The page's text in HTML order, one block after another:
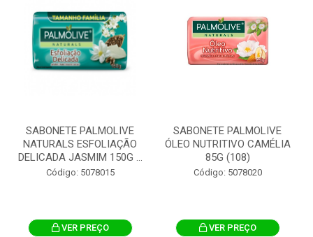
SABONETE PALMOLIVE
NATURALS ESFOLIAÇÃO
DELICADA JASMIM 150G ...
Código: 5078015
VER PREÇO
SABONETE PALMOLIVE
ÓLEO NUTRITIVO CAMÉLIA
85G (108)
Código: 5078020
VER PREÇO